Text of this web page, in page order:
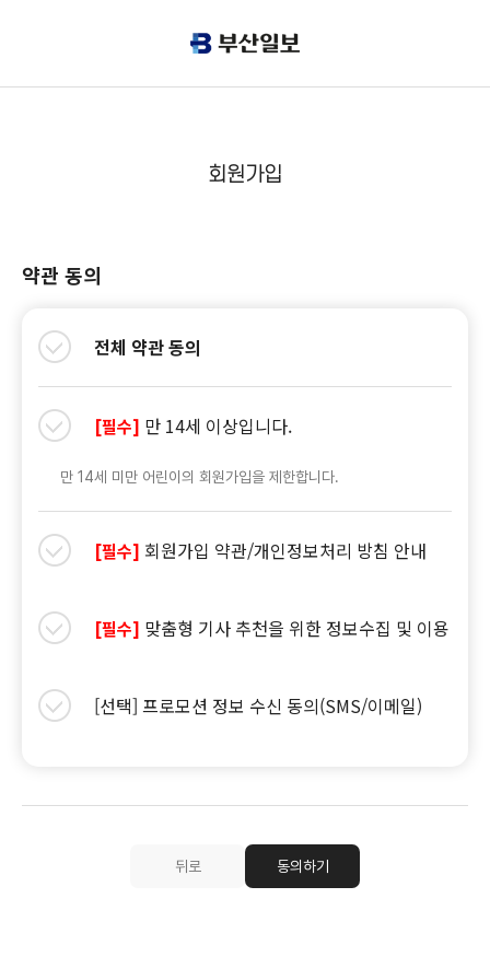
회원가입
약관 동의
전체 약관 동의
[필수] 만 14세 이상입니다.
만 14세 미만 어린이의 회원가입을 제한합니다.
[필수] 회원가입 약관/개인정보처리 방침 안내
[필수] 맞춤형 기사 추천을 위한 정보수집 및 이용
[선택] 프로모션 정보 수신 동의(SMS/이메일)
뒤로